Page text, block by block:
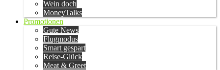
Wein doch
MoneyTalks
Promotionen
Gute News
Flugmodus
Smart gespart
Reise-Glück
Meat & Greet